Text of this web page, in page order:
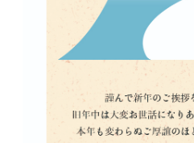
交通アクセス
よくある質問